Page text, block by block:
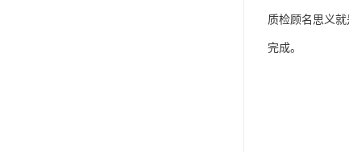
质检顾名思义
完成。